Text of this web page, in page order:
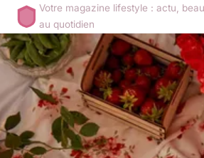
Votre magazine lifestyle : actu,
au quotidien